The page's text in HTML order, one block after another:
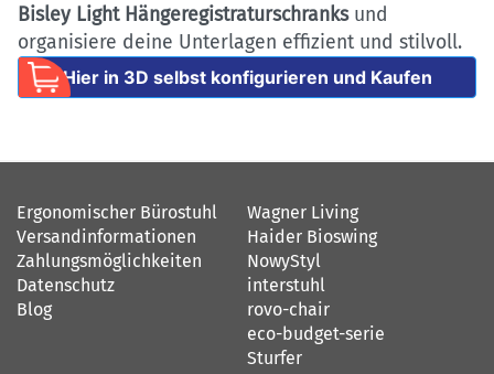
Bisley Light Hängeregistraturschranksund
organisiere deine Unterlagen effizient und stilvoll.
Hier in 3D selbst konfigurieren und Kaufen
Ergonomischer Bürostuhl
Versandinformationen
Zahlungsmöglichkeiten
Datenschutz
Blog
Wagner Living
Haider Bioswing
NowyStyl
interstuhl
rovo-chair
eco-budget-serie
Sturfer